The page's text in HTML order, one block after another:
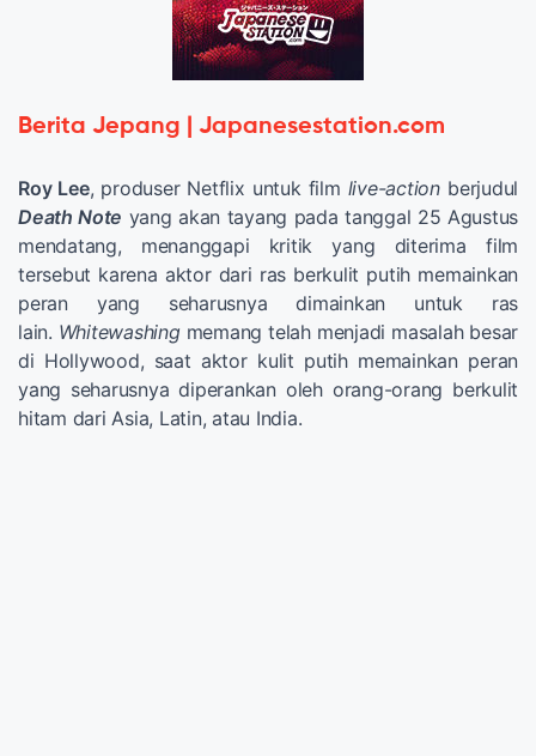
Berita Jepang | Japanesestation.com
Roy Lee, produser Netflix untuk film live-actionberjudul
Death Note yang akan tayang pada tanggal 25 Agustus
mendatang, menanggapi kritik yang diterima film
tersebut karena aktor dari ras berkulit putih memainkan
peran yang seharusnya dimainkan untuk ras
lain. Whitewashing memang telah menjadi masalah besar
di Hollywood, saat aktor kulit putih memainkan peran
yang seharusnya diperankan oleh orang-orang berkulit
hitam dari Asia, Latin, atau India.